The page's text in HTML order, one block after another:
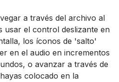
a través del archivo al
usar el control deslizante en
los íconos de 'salto'
en el audio en incrementos
o avanzar a través de
colocado en la